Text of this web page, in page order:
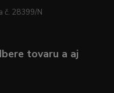
č. 28399/N
tovaru a aj